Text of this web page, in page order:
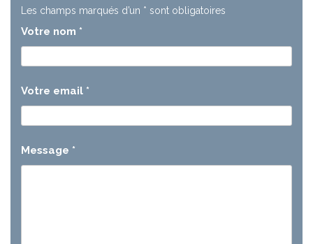
Les champs marqués d’un * sont obligatoires
Votre nom *
Votre email *
Message *